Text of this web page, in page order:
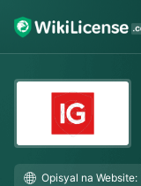
Opisyal na Website: